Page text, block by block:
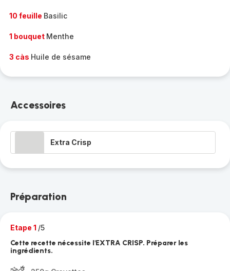
10 feuille Basilic
1 bouquet Menthe
3 càs Huile de sésame
Accessoires
Extra Crisp
Préparation
Etape 1 /5
Cette recette nécessite l'EXTRA CRISP. Préparer les
ingrédients.